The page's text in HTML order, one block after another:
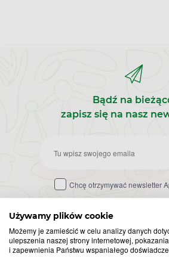
Używamy plików cookie
Możemy je zamieścić w celu analizy danych
ulepszenia naszej strony internetowej,
i zapewnienia Państwu wspaniałego
Bądź na
zapisz się na nasz
Zapisz
do
newslettera
Chcę otrzymywać newsletter